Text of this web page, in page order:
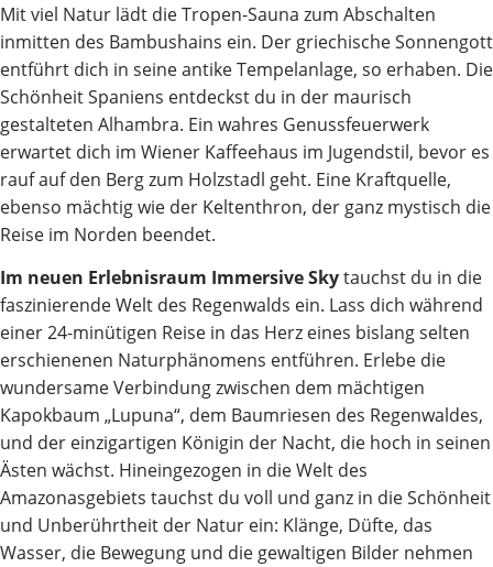
Mit viel Natur lädt die Tropen-Sauna zum Abschalten
inmitten des Bambushains ein. Der griechische Sonnengott
entführt dich in seine antike Tempelanlage, so erhaben. Die
Schönheit Spaniens entdeckst du in der maurisch
gestalteten Alhambra. Ein wahres Genussfeuerwerk
erwartet dich im Wiener Kaffeehaus im Jugendstil, bevor es
rauf auf den Berg zum Holzstadl geht. Eine Kraftquelle,
ebenso mächtig wie der Keltenthron, der ganz mystisch die
Reise im Norden beendet.
Im neuen Erlebnisraum Immersive Skytauchst du in die
faszinierende Welt des Regenwalds ein. Lass dich während
einer 24-minütigen Reise in das Herz eines bislang selten
erschienenen Naturphänomens entführen. Erlebe die
wundersame Verbindung zwischen dem mächtigen
Kapokbaum „Lupuna“, dem Baumriesen des Regenwaldes,
und der einzigartigen Königin der Nacht, die hoch in seinen
Ästen wächst. Hineingezogen in die Welt des
Amazonasgebiets tauchst du voll und ganz in die Schönheit
und Unberührtheit der Natur ein: Klänge, Düfte, das
Wasser, die Bewegung und die gewaltigen Bilder nehmen